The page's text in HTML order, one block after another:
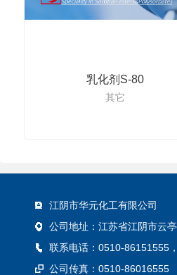
乳化剂S-80
其它
江阴市华元化工有限公司
公司地址：江苏省江阴市云
联系电话：0510-86151555
公司传真：0510-86016555